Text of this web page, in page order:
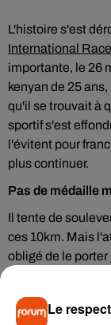
L'histoire s'est
International Race
importante, le 26
kenyan de 25
qu'il se trouvait à
sportif s'est
l'évitent pour
plus continuer.
Pas de médaille
Il tente de
ces 10km. Mais
obligé de le
ensuite les
après des
aider un
Le